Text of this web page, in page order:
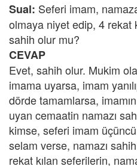
Sual: Seferi imam,
olmaya niyet edip, 4 rekat
sahih olur mu?
CEVAP
Evet, sahih olur. Mukim
imama uyarsa, imam
dörde tamamlarsa,
uyan cemaatin namazı
kimse, seferi imam
selam verse, namazı
rekat kılan seferilerin,